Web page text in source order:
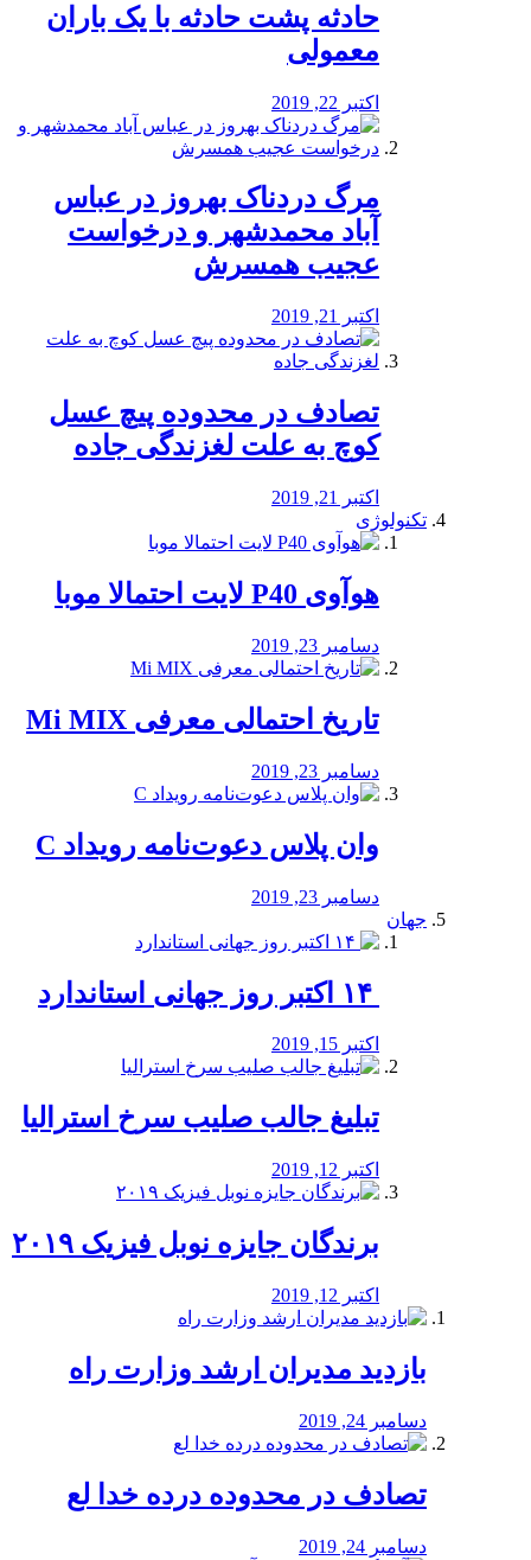
️حادثه پشت حادثه با یک باران
معمولی
اکتبر 22, 2019
مرگ دردناک بهروز در عباس
آباد محمدشهر و درخواست
عجیب همسرش
اکتبر 21, 2019
تصادف در محدوده پیچ عسل
کوچ به علت لغزندگی جاده
اکتبر 21, 2019
تکنولوژی
هوآوی P40 لایت احتمالا موبا
دسامبر 23, 2019
تاریخ احتمالی معرفی Mi MIX
دسامبر 23, 2019
وان پلاس دعوت‌نامه رویداد C
دسامبر 23, 2019
جهان
اکتبر 15, 2019
تبلیغ جالب صلیب سرخ استرالیا
اکتبر 12, 2019
برندگان جایزه نوبل فیزیک ۲۰۱۹
اکتبر 12, 2019
بازدید مدیران ارشد وزارت راه
دسامبر 24, 2019
تصادف در محدوده درده خدا لع
دسامبر 24, 2019